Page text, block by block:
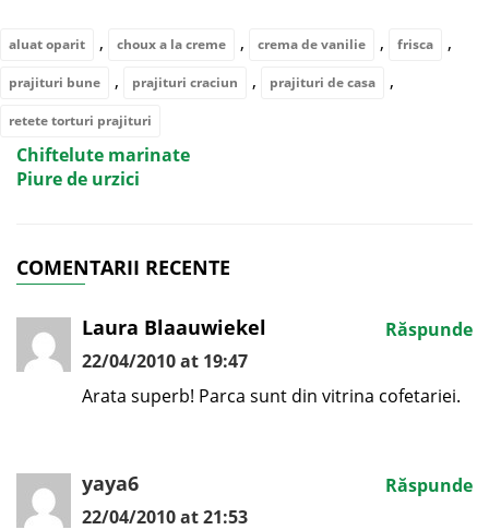
aluat oparit , choux a la creme , crema de vanilie , frisca ,
prajituri bune , prajituri craciun , prajituri de casa ,
retete torturi prajituri
Chiftelute marinate
Piure de urzici
COMENTARII RECENTE
Laura Blaauwiekel
22/04/2010 at 19:47
Arata superb! Parca sunt din vitrina cofetariei.
Răspunde
yaya6
22/04/2010 at 21:53
Răspunde